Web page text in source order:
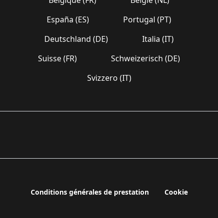
España (ES)
Portugal (PT)
Deutschland (DE)
Italia (IT)
Suisse (FR)
Schweizerisch (DE)
Svizzero (IT)
Conditions générales de prestation Cookie